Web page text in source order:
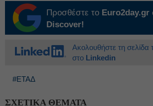
Προσθέστε το Euro2day.gr
Discover!
Ακολουθήστε τη σελίδα
στο Linkedin
#ΕΤΑΔ
ΣΧΕΤΙΚΑ ΘΕΜΑΤΑ